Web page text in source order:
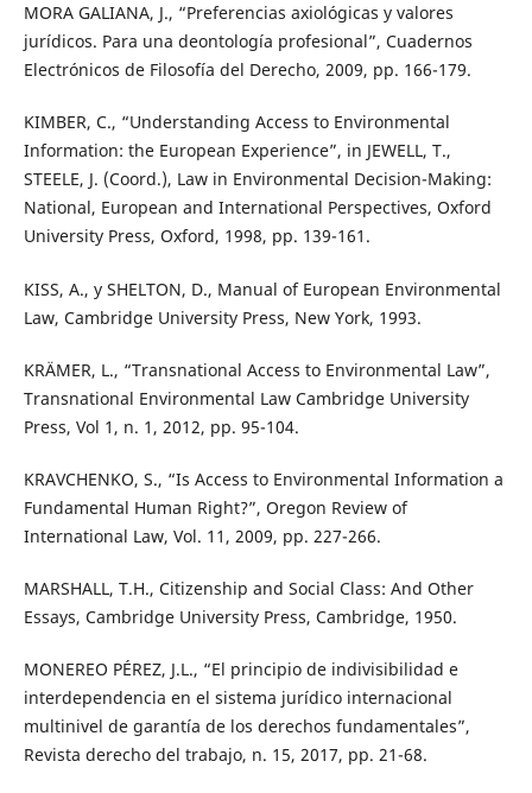
MORA GALIANA, J., “Preferencias axiológicas y valores
jurídicos. Para una deontología profesional”, Cuadernos
Electrónicos de Filosofía del Derecho, 2009, pp. 166-179.
KIMBER, C., “Understanding Access to Environmental
Information: the European Experience”, in JEWELL, T.,
STEELE, J. (Coord.), Law in Environmental Decision-Making:
National, European and International Perspectives, Oxford
University Press, Oxford, 1998, pp. 139-161.
KISS, A., y SHELTON, D., Manual of European Environmental
Law, Cambridge University Press, New York, 1993.
KRÄMER, L., “Transnational Access to Environmental Law”,
Transnational Environmental Law Cambridge University
Press, Vol 1, n. 1, 2012, pp. 95-104.
KRAVCHENKO, S., “Is Access to Environmental Information a
Fundamental Human Right?”, Oregon Review of
International Law, Vol. 11, 2009, pp. 227-266.
MARSHALL, T.H., Citizenship and Social Class: And Other
Essays, Cambridge University Press, Cambridge, 1950.
MONEREO PÉREZ, J.L., “El principio de indivisibilidad e
interdependencia en el sistema jurídico internacional
multinivel de garantía de los derechos fundamentales”,
Revista derecho del trabajo, n. 15, 2017, pp. 21-68.